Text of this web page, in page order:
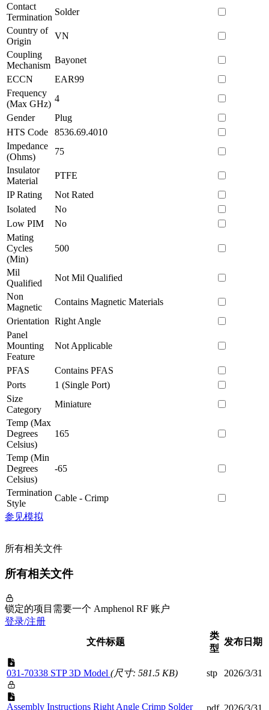
Contact
Termination
Solder
Country of
Origin
VN
Coupling
Mechanism
Bayonet
ECCN
EAR99
Frequency
(Max GHz)
4
Gender
Plug
HTS Code
8536.69.4010
Impedance
(Ohms)
75
Insulator
Material
PTFE
IP Rating
Not Rated
Isolated
No
Low PIM
No
Mating
Cycles
(Min)
500
Mil
Qualified
Not Mil Qualified
Non
Magnetic
Contains Magnetic Materials
Orientation Right Angle
Panel
Mounting
Feature
Not Applicable
PFAS
Contains PFAS
Ports
1 (Single Port)
Size
Category
Miniature
Temp (Max
Degrees
Celsius)
165
Temp (Min
Degrees
Celsius)
-65
Termination
Style
Cable - Crimp
参见模拟
所有相关文件
所有相关文件
锁定的项目需要一个 Amphenol RF 账户
登录/注册
文件标题
类
型
发布日期
031-70338 STP 3D Model (尺寸: 581.5 KB) stp 2026/3/31
Assembly Instructions Right Angle Crimp Solder